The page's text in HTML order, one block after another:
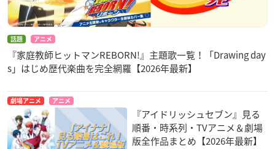
話題 アニメ
『家庭教師ヒットマンREBORN!』主題歌一覧！「Drawing day
s」はじめ歴代楽曲を完全網羅【2026年最新】
劇場アニメ アニメ
『アイドリッシュセブン』見る
順番・時系列・TVアニメ＆劇場
版全作品まとめ【2026年最新】